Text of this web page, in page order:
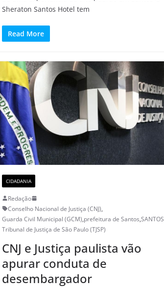
Sheraton Santos Hotel tem
Read More
CIDADANIA
Redação
Conselho Nacional de Justiça (CNJ),
Guarda Civil Municipal (GCM),prefeitura de Santos,SANTOS
Tribunal de Justiça de São Paulo (TJSP)
CNJ e Justiça paulista vão
apurar conduta de
desembargador